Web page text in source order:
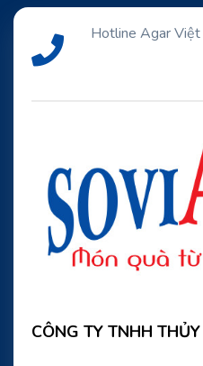
Hotline Agar Việt
CÔNG TY TNHH